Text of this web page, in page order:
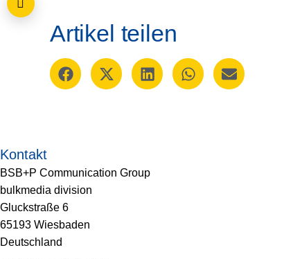
Artikel teilen
Kontakt
BSB+P Communication Group
bulkmedia division
Gluckstraße 6
65193 Wiesbaden
Deutschland